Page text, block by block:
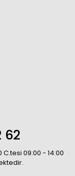
62
09:00 - 14:00